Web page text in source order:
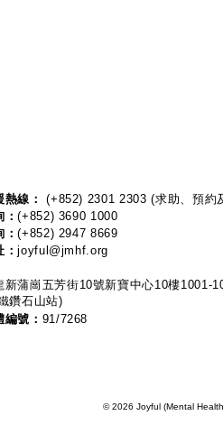
熱線：​​(+852) 2301 2303(求助、預約
：(+852) 3690 1000
：(+852) 2947 8669
：joyful@jmhf.org
新蒲崗五芳街10號新寶中心10樓1001-
鑽石山站)
號： 91/7268
© 2026 Joyful (Mental